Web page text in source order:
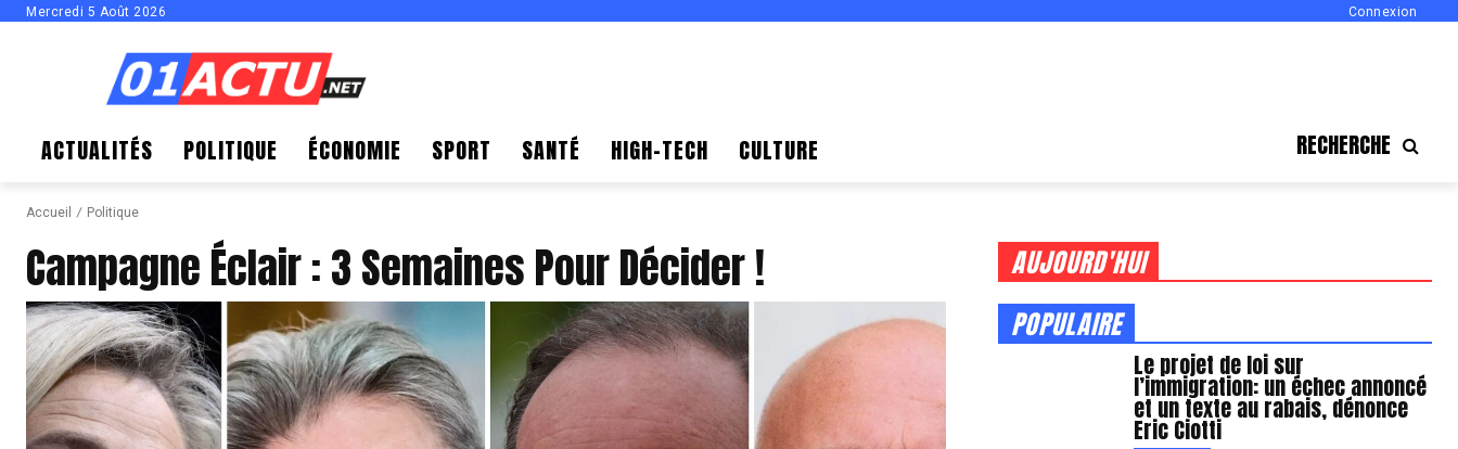
Mercredi 5 Août 2026 Connexion
ACTUALITÉS POLITIQUE ÉCONOMIE SPORT SANTÉ HIGH-TECH CULTURE RECHERCHE
Accueil Politique
Campagne Éclair : 3 Semaines Pour Décider !
AUJOURD'HUI
POPULAIRE
Le projet de loi sur
l’immigration: un échec annoncé
et un texte au rabais, dénonce
Eric Ciotti